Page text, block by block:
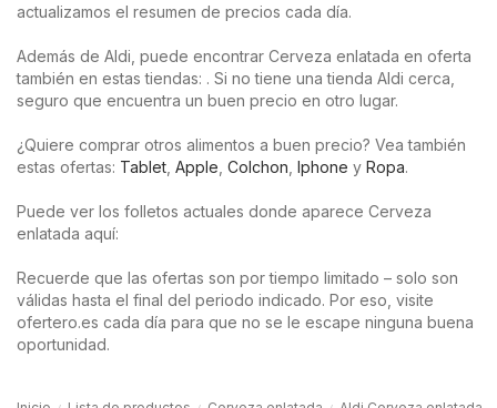
actualizamos el resumen de precios cada día.
Además de Aldi, puede encontrar Cerveza enlatada en oferta
también en estas tiendas: . Si no tiene una tienda Aldi cerca,
seguro que encuentra un buen precio en otro lugar.
¿Quiere comprar otros alimentos a buen precio? Vea también
estas ofertas: Tablet Apple Colchon Iphone y Ropa.
Puede ver los folletos actuales donde aparece Cerveza
enlatada aquí:
Recuerde que las ofertas son por tiempo limitado – solo son
válidas hasta el final del periodo indicado. Por eso, visite
ofertero.es cada día para que no se le escape ninguna buena
oportunidad.